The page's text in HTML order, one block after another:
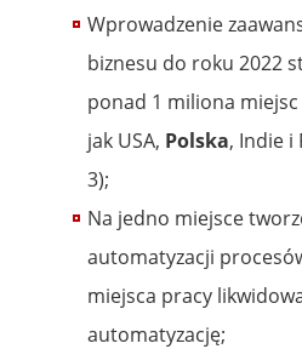
Wprowadzenie
biznesu do roku 2022
ponad 1 miliona
jak USA, Polska, Indie i
3);
Na jedno miejsce
automatyzacji
miejsca pracy
automatyzację;